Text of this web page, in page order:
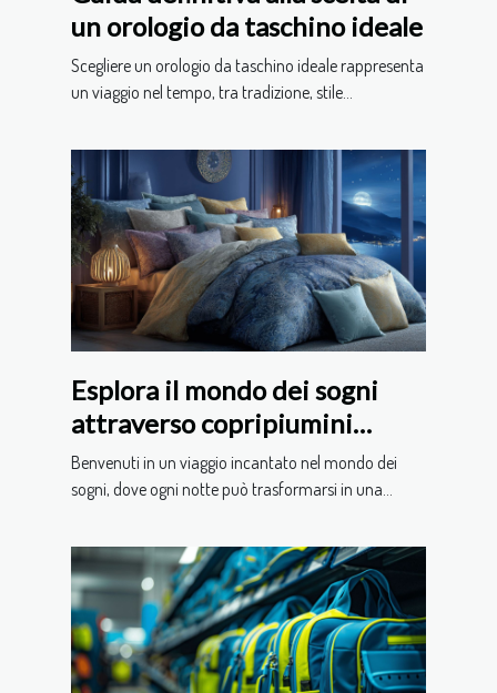
un orologio da taschino ideale
Scegliere un orologio da taschino ideale rappresenta
un viaggio nel tempo, tra tradizione, stile...
Esplora il mondo dei sogni
attraverso copripiumini
tematici
Benvenuti in un viaggio incantato nel mondo dei
sogni, dove ogni notte può trasformarsi in una...